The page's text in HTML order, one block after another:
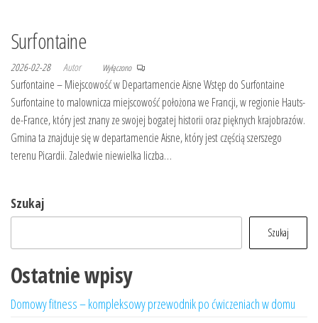
Surfontaine
2026-02-28 Autor Wyłączono
Surfontaine – Miejscowość w Departamencie Aisne Wstęp do Surfontaine
Surfontaine to malownicza miejscowość położona we Francji, w regionie Hauts-
de-France, który jest znany ze swojej bogatej historii oraz pięknych krajobrazów.
Gmina ta znajduje się w departamencie Aisne, który jest częścią szerszego
terenu Picardii. Zaledwie niewielka liczba…
Szukaj
Szukaj
Ostatnie wpisy
Domowy fitness – kompleksowy przewodnik po ćwiczeniach w domu